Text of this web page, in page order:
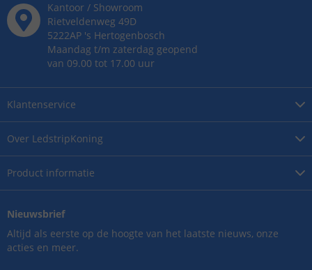
Over LedstripKoning
Product informatie
Klantenservice
Kantoor / Showroom
Rietveldenweg 49D
5222AP 's Hertogenbosch
Maandag t/m zaterdag geopend
van 09.00 tot 17.00 uur
Nieuwsbrief
Altijd als eerste op de hoogte van het laatste nieuws, onze
acties en meer.